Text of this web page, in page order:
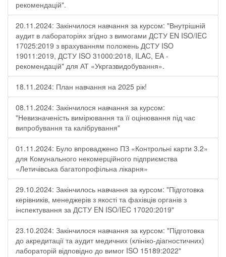
рекомендацій".
20.11.2024: Закінчилося навчання за курсом: "Внутрішній
аудит в лабораторіях згідно з вимогами ДСТУ EN ISO/IEC
17025:2019 з врахуванням положень ДСТУ ISO
19011:2019, ДСТУ ISO 31000:2018, ILAC, EA -
рекомендацій" для АТ «Укргазвидобування».
18.11.2024: План навчання на 2025 рік!
08.11.2024: Закінчилося навчання за курсом:
"Невизначеність вимірювання та її оцінювання під час
випробування та калібрування"
01.11.2024: Було впроваджено ПЗ «Контрольні карти 3.2»
для Комунального некомерційного підприємства
«Летичівська багатопрофільна лікарня»
29.10.2024: Закінчилось навчання за курсом: "Підготовка
керівників, менеджерів з якості та фахівців органів з
інспектування за ДСТУ EN ISO/IEC 17020:2019"
23.10.2024: Закінчилося навчання за курсом: "Підготовка
до акредитації та аудит медичних (клініко-діагностичних)
лабораторій відповідно до вимог ISO 15189:2022"